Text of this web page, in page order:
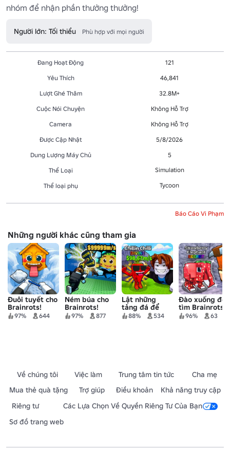
nhóm để nhận phần thưởng thưởng!
Người lớn: Tối thiểu Phù hợp với mọi người
Đang Hoạt Động
121
Yêu Thích
46,841
Lượt Ghé Thăm
32.8M+
Cuộc Nói Chuyện
Không Hỗ Trợ
Camera
Không Hỗ Trợ
Được Cập Nhật
5/8/2026
Dung Lượng Máy Chủ
5
Thể Loại
Simulation
Thể loại phụ Tycoon
Báo Cáo Vi Phạm
Những người khác cũng tham gia
Đuôi tuyết cho
Brainrots!
97% 644
Ném búa cho
Brainrots!
97% 877
Lật những
tảng đá để
chơi Brainrot!
88% 534
Đào xuống để
tìm Brainrots
96% 63
Về chúng tôi Việc làm Trung tâm tin tức
Cha mẹ
Mua thẻ quà tặng
Trợ giúp Điều khoản
Khả năng truy cập
Riêng tư
Các Lựa Chọn Về Quyền Riêng Tư Của Bạn
Sơ đồ trang web